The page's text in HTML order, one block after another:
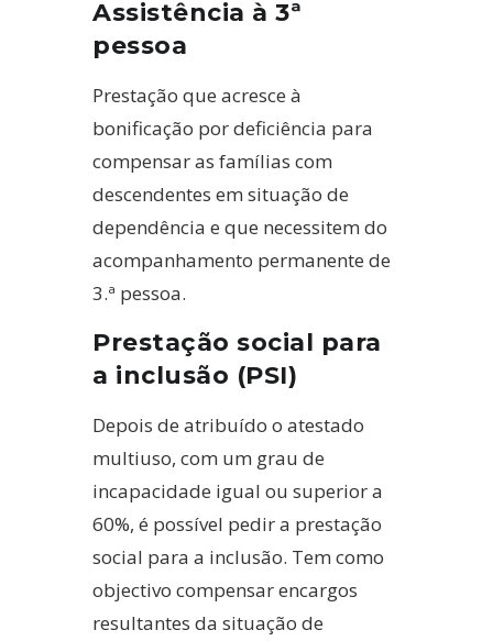
Assistência à 3ª
pessoa
Prestação que acresce à
bonificação por deficiência para
compensar as famílias com
descendentes em situação de
dependência e que necessitem do
acompanhamento permanente de
3.ª pessoa.
Prestação social para
a inclusão (PSI)
Depois de atribuído o atestado
multiuso, com um grau de
incapacidade igual ou superior a
60%, é possível pedir a prestação
social para a inclusão. Tem como
objectivo compensar encargos
resultantes da situação de